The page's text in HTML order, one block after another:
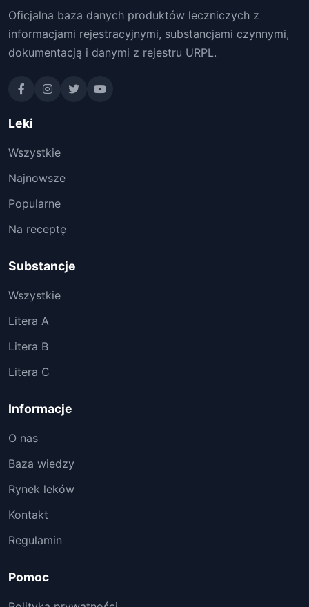
Oficjalna baza danych produktów leczniczych z
informacjami rejestracyjnymi, substancjami czynnymi,
dokumentacją i danymi z rejestru URPL.
Leki
Wszystkie
Najnowsze
Popularne
Na receptę
Substancje
Wszystkie
Litera A
Litera B
Litera C
Informacje
O nas
Baza wiedzy
Rynek leków
Kontakt
Regulamin
Pomoc